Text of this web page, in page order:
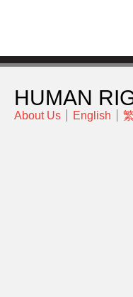
HUMAN
About Us English